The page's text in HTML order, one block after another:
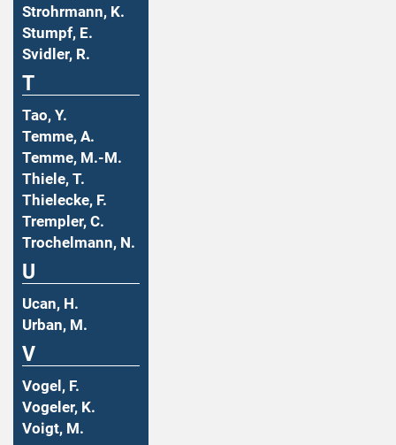
Strohrmann, K.
Stumpf, E.
Svidler, R.
T
Tao, Y.
Temme, A.
Temme, M.-M.
Thiele, T.
Thielecke, F.
Trempler, C.
Trochelmann, N.
U
Ucan, H.
Urban, M.
V
Vogel, F.
Vogeler, K.
Voigt, M.